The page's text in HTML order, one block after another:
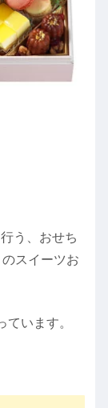
う、おせち
のスイーツお
います。